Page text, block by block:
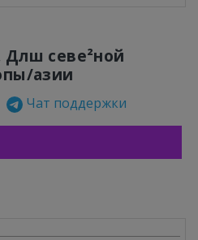
севе²ной
азии
Чат поддержки